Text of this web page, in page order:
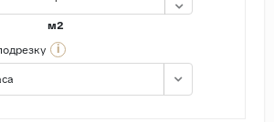
м2
i